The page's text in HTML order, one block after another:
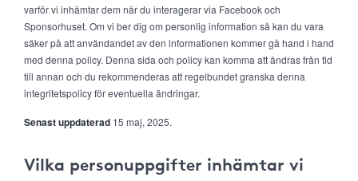
varför vi inhämtar dem när du interagerar via Facebook och
Sponsorhuset. Om vi ber dig om personlig information så kan du vara
säker på att användandet av den informationen kommer gå hand i hand
med denna policy. Denna sida och policy kan komma att ändras från tid
till annan och du rekommenderas att regelbundet granska denna
integritetspolicy för eventuella ändringar.
Senast uppdaterad 15 maj, 2025.
Vilka personuppgifter inhämtar vi